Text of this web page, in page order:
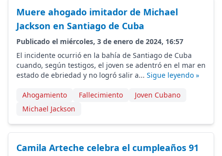
Muere ahogado imitador de Michael
Jackson en Santiago de Cuba
Publicado el miércoles, 3 de enero de 2024, 16:57
El incidente ocurrió en la bahía de Santiago de Cuba
cuando, según testigos, el joven se adentró en el mar en
estado de ebriedad y no logró salir a... Sigue leyendo »
Ahogamiento Fallecimiento
Joven Cubano
Michael Jackson
Camila Arteche celebra el cumpleaños 91